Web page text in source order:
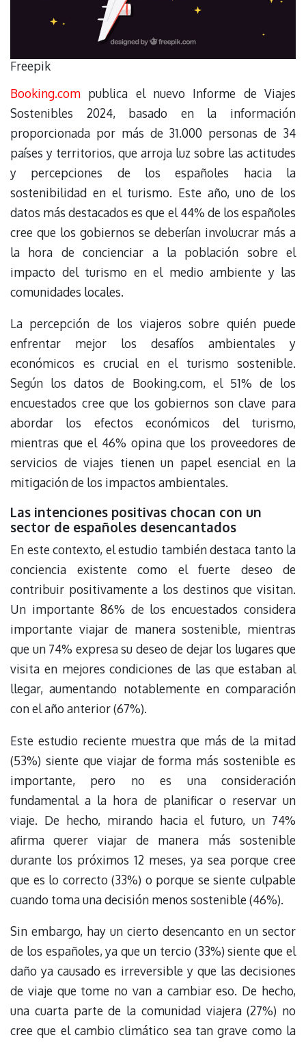
Freepik
Booking.com publica el nuevo Informe de Viajes
Sostenibles 2024, basado en la información
proporcionada por más de 31.000 personas de 34
países y territorios, que arroja luz sobre las actitudes
y percepciones de los españoles hacia la
sostenibilidad en el turismo. Este año, uno de los
datos más destacados es que el 44% de los españoles
cree que los gobiernos se deberían involucrar más a
la hora de concienciar a la población sobre el
impacto del turismo en el medio ambiente y las
comunidades locales.
La percepción de los viajeros sobre quién puede
enfrentar mejor los desafíos ambientales y
económicos es crucial en el turismo sostenible.
Según los datos de Booking.com, el 51% de los
encuestados cree que los gobiernos son clave para
abordar los efectos económicos del turismo,
mientras que el 46% opina que los proveedores de
servicios de viajes tienen un papel esencial en la
mitigación de los impactos ambientales.
Las intenciones positivas chocan con un
sector de españoles desencantados
En este contexto, el estudio también destaca tanto la
conciencia existente como el fuerte deseo de
contribuir positivamente a los destinos que visitan.
Un importante 86% de los encuestados considera
importante viajar de manera sostenible, mientras
que un 74% expresa su deseo de dejar los lugares que
visita en mejores condiciones de las que estaban al
llegar, aumentando notablemente en comparación
con el año anterior (67%).
Este estudio reciente muestra que más de la mitad
(53%) siente que viajar de forma más sostenible es
importante, pero no es una consideración
fundamental a la hora de planificar o reservar un
viaje. De hecho, mirando hacia el futuro, un 74%
afirma querer viajar de manera más sostenible
durante los próximos 12 meses, ya sea porque cree
que es lo correcto (33%) o porque se siente culpable
cuando toma una decisión menos sostenible (46%).
Sin embargo, hay un cierto desencanto en un sector
de los españoles, ya que un tercio (33%) siente que el
daño ya causado es irreversible y que las decisiones
de viaje que tome no van a cambiar eso. De hecho,
una cuarta parte de la comunidad viajera (27%) no
cree que el cambio climático sea tan grave como la